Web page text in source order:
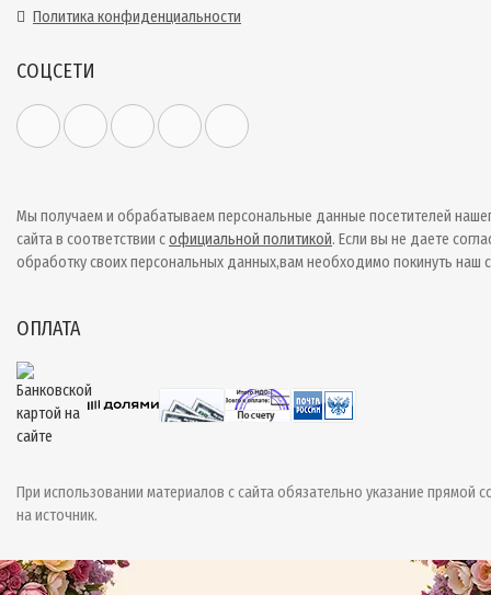
Политика конфиденциальности
СОЦСЕТИ
Мы получаем и обрабатываем персональные данные посетителей
сайта в соответствии софициальной политикой. Если вы не даете
обработку своих персональных данных,вам необходимо покинуть наш
ОПЛАТА
При использовании материалов с сайта обязательно указание прямой
на источник.